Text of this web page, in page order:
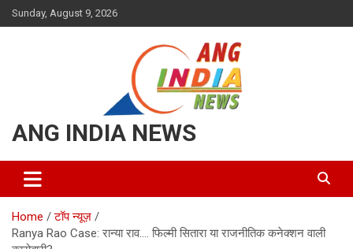
Skip
to
Sunday, August 9, 2026
ANG INDIA NEWS
Home
टॉप न्यूज़
Ranya Rao Case: रान्या राव…. फिल्मी सितारा या राजनीतिक कनेक्शन वाली